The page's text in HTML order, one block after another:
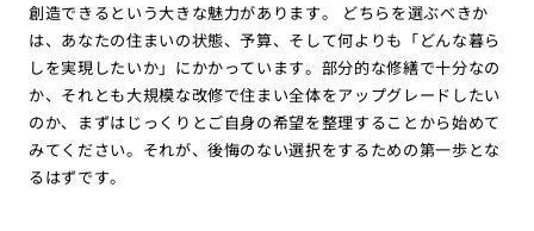
創造できるという大きな魅力があります。 どちらを選ぶべきか
は、あなたの住まいの状態、予算、そして何よりも「どんな暮ら
しを実現したいか」にかかっています。部分的な修繕で十分なの
か、それとも大規模な改修で住まい全体をアップグレードしたい
のか、まずはじっくりとご自身の希望を整理することから始めて
みてください。それが、後悔のない選択をするための第一歩とな
るはずです。